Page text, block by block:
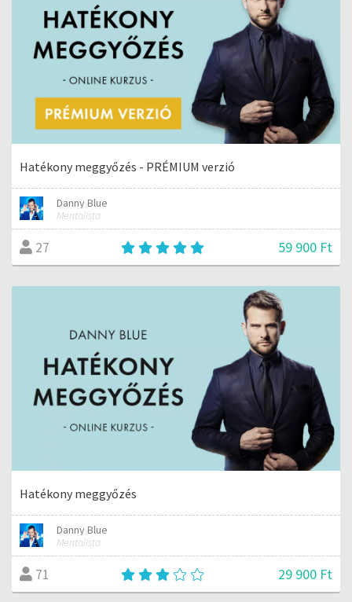
Hatékony meggyőzés - PRÉMIUM verzió
Danny Blue
Mentalista
27 59 900 Ft
Hatékony meggyőzés
Danny Blue
Mentalista
71 29 900 Ft